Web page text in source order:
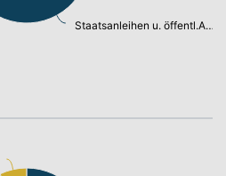
Staatsanleihen u. öffentl.Anleihen: 82,09%